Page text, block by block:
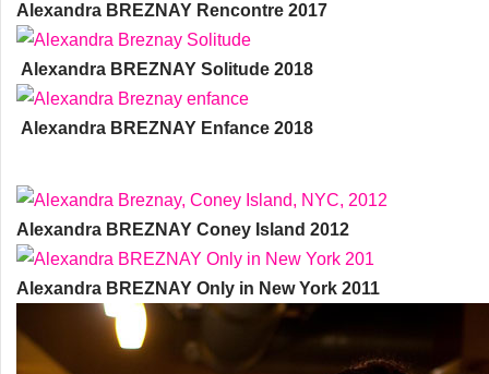
Alexandra BREZNAY Rencontre 2017
Alexandra BREZNAY Solitude 2018
Alexandra BREZNAY Enfance 2018
Alexandra BREZNAY Coney Island 2012
Alexandra BREZNAY Only in New York 2011